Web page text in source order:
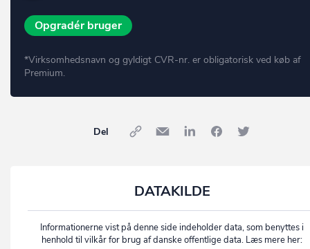
Opgradér bruger
*Virksomhedsnavn og gyldigt CVR-nr. er obligatorisk ved køb af
Premium.
Del
DATAKILDE
Informationerne vist på denne side indeholder data, som benyttes i
henhold til vilkår for brug af danske offentlige data. Læs mere her: